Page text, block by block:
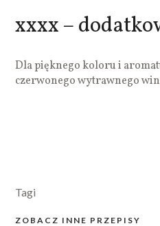
xxxx –
Dla pięknego koloru i
czerwonego wytrawnego
Tagi
ZOBACZ INNE PRZEPISY